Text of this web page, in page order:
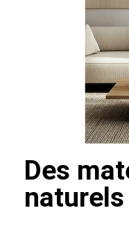
Des